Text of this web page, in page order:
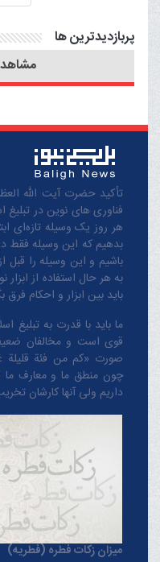
پربازدیدترین ها
تأکید حضرت آیت الله
فناوری های نوین در تبلیغ
هر روز یک وسیله تازه‌ای
بدهیم که این وسیله فقط
باشیم و این وسیله را قبل
به هر حال استفاده از
باید بین ابزار و احکام فرق
ما باید با قدرت به تبلیغ
قوی است و مخالفان ضعیف
صورت «کم من فئة قلیلة
چون منطق‌ ما و معارف
داریم ولی آنها کارشان
میزان زکات فطره (فطریه)